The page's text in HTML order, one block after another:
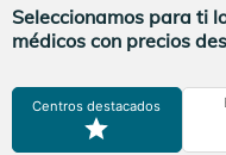
Seleccionamos para ti
médicos con precios
Centros destacados